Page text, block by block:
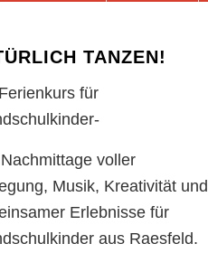
TANZEN!
für
voller
Musik, Kreativität und
Erlebnisse für
aus Raesfeld.